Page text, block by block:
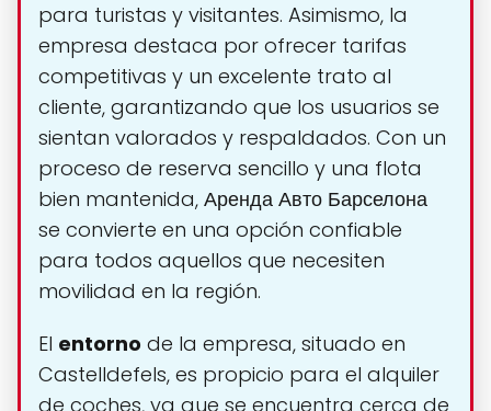
para turistas y visitantes. Asimismo, la
empresa destaca por ofrecer tarifas
competitivas y un excelente trato al
cliente, garantizando que los usuarios se
sientan valorados y respaldados. Con un
proceso de reserva sencillo y una flota
bien mantenida, Аренда Авто Барселона
se convierte en una opción confiable
para todos aquellos que necesiten
movilidad en la región.
El entorno de la empresa, situado en
Castelldefels, es propicio para el alquiler
de coches, ya que se encuentra cerca de